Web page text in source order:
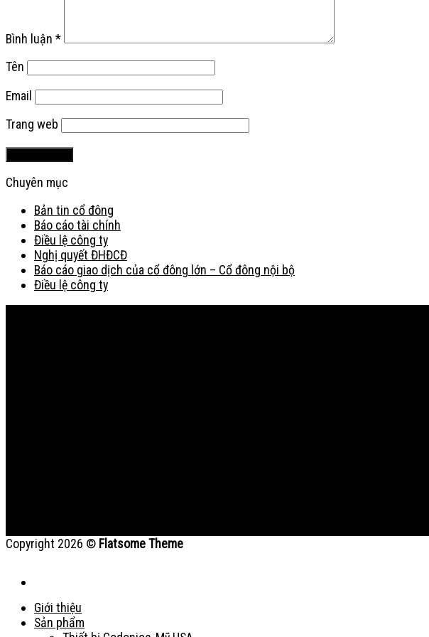
Bình luận *
Tên
Email
Trang web
Chuyên mục
Bản tin cổ đông
Báo cáo tài chính
Điều lệ công ty
Nghị quyết ĐHĐCĐ
Báo cáo giao dịch của cổ đông lớn – Cổ đông nội bộ
Điều lệ công ty
Copyright 2026 © Flatsome Theme
Giới thiệu
Sản phẩm